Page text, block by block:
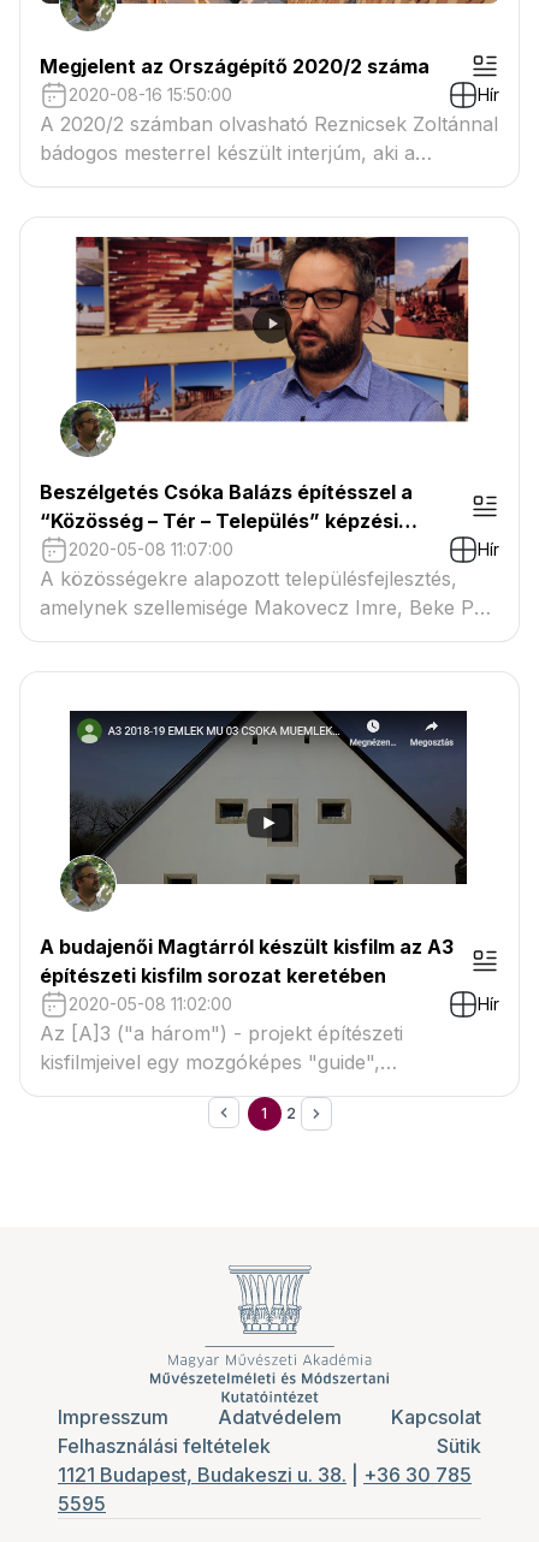
Megjelent az Országépítő 2020/2 száma
2020-08-16 15:50:00 Hír
A 2020/2 számban olvasható Reznicsek Zoltánnal
bádogos mesterrel készült interjúm, aki a
Budavári Lovarda épületén végzett bádogos
munkájáért 2019. évben Pro Architectura díjat
kapott.
Beszélgetés Csóka Balázs építésszel a
“Közösség – Tér – Település” képzési
programról
2020-05-08 11:07:00 Hír
A közösségekre alapozott településfejlesztés,
amelynek szellemisége Makovecz Imre, Beke Pál
és Varga A. Tamás, továbbá az egykori „nyitott
ház kollégium” munkásságán alapszik. Csóka
programban.
A budajenői Magtárról készült kisfilm az A3
építészeti kisfilm sorozat keretében
2020-05-08 11:02:00 Hír
Az [A]3 ("a három") - projekt építészeti
kisfilmjeivel egy mozgóképes "guide",
aktualizálható válogatás a fiatal magyar
építészgeneráció kiemelkedő munkáiból.
1 2
Impresszum Adatvédelem
Kapcsolat
Felhasználási feltételek
Sütik
1121 Budapest, Budakeszi u. 38.
+36 30 785
5595